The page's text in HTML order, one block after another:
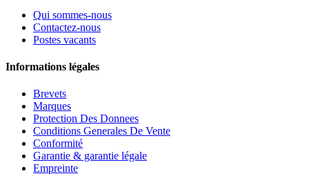
Qui sommes-nous
Contactez-nous
Postes vacants
Informations légales
Brevets
Marques
Protection Des Donnees
Conditions Generales De Vente
Conformité
Garantie & garantie légale
Empreinte